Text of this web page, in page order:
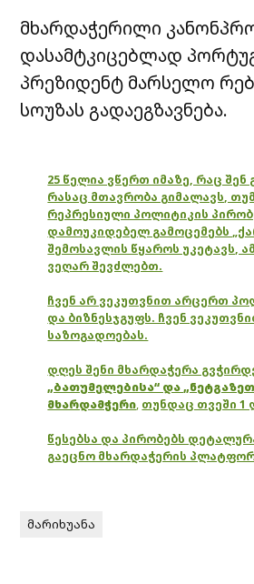
მხარდაჭერილი
დასამტკიცებლად
პრეზიდენტ მარსელო
სოუზას გადაეგზავნება.
25 წელია ვწერთ იმაზე, რაც შენ
რასაც მთავრობა გიმალავს,
რეპრესიული პოლიტიკის
დამოუკიდებელ გამოცემებს
შემოსავლის წყაროს უკეტავს,
ვეღარ შევძლებთ.
ჩვენ არ ვეკუთვნით არცერთ
და ბიზნესჯგუფს. ჩვენ
საზოგადოებას.
დღეს შენი მხარდაჭერა
„ბათუმელებისა“ და
მხარდამჭერი, თუნდაც თვეში 1
წესებსა და პირობებს
გაეცნო მხარდაჭერის
მარიხუანა